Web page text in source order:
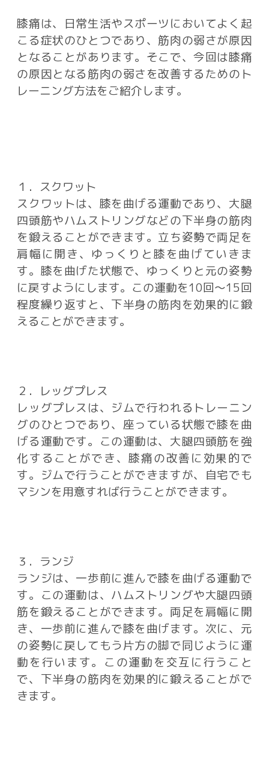
膝痛は、日常生活やスポーツにおいてよく起
こる症状のひとつであり、筋肉の弱さが原因
となることがあります。そこで、今回は膝痛
の原因となる筋肉の弱さを改善するためのト
レーニング方法をご紹介します。
１．スクワット
スクワットは、膝を曲げる運動であり、大腿
四頭筋やハムストリングなどの下半身の筋肉
を鍛えることができます。立ち姿勢で両足を
肩幅に開き、ゆっくりと膝を曲げていきま
す。膝を曲げた状態で、ゆっくりと元の姿勢
に戻すようにします。この運動を10回〜15回
程度繰り返すと、下半身の筋肉を効果的に鍛
えることができます。
２．レッグプレス
レッグプレスは、ジムで行われるトレーニン
グのひとつであり、座っている状態で膝を曲
げる運動です。この運動は、大腿四頭筋を強
化することができ、膝痛の改善に効果的で
す。ジムで行うことができますが、自宅でも
マシンを用意すれば行うことができます。
３．ランジ
ランジは、一歩前に進んで膝を曲げる運動で
す。この運動は、ハムストリングや大腿四頭
筋を鍛えることができます。両足を肩幅に開
き、一歩前に進んで膝を曲げます。次に、元
の姿勢に戻してもう片方の脚で同じように運
動を行います。この運動を交互に行うこと
で、下半身の筋肉を効果的に鍛えることがで
きます。